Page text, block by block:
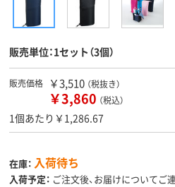
販売単位：1セット（3個）
販売価格 ￥3,510 （税抜き）
￥3,860 （税込）
1個あたり￥1,286.67
在庫： 入荷待ち
入荷予定： ご注文後、お届けについてご